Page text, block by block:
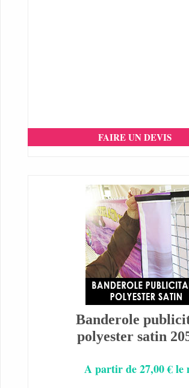
FAIRE UN DEVIS
Banderole
polyester satin
A partir de 27,00 € le